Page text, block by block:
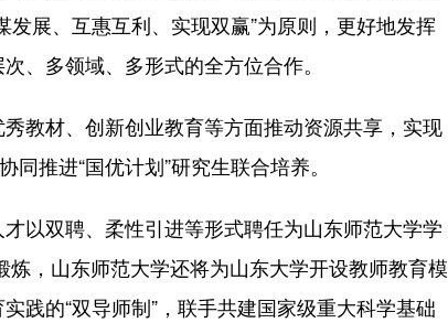
展、互惠互利、实现双赢”为原则，更好地发挥
、多领域、多形式的全方位合作。
教材、创新创业教育等方面推动资源共享，实现
推进“国优计划”研究生联合培养。
双聘、柔性引进等形式聘任为山东师范大学学
，山东师范大学还将为山东大学开设教师教育模
践的“双导师制”，联手共建国家级重大科学基础